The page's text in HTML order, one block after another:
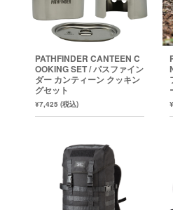
PATHFINDER CANTEEN C
OOKING SET / パスファイン
ダー カンティーン クッキン
グセット
¥7,425 (税込)